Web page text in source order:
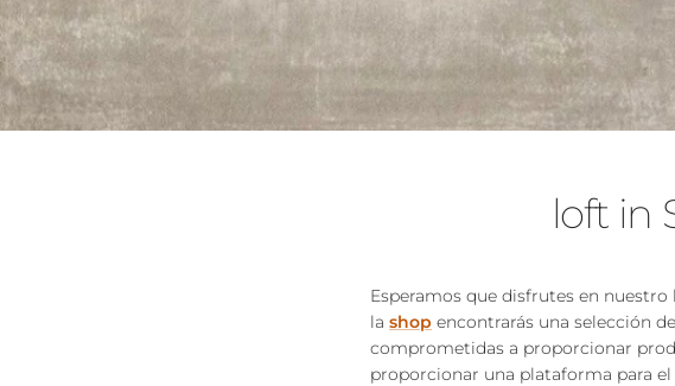
loft in
Esperamos que disfrutes en nuestro
la shop encontrarás una selección
comprometidas a proporcionar
proporcionar una plataforma para